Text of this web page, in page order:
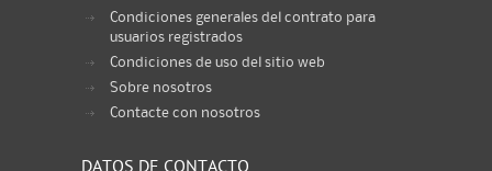
Condiciones generales del contrato para
usuarios registrados
Condiciones de uso del sitio web
Sobre nosotros
Contacte con nosotros